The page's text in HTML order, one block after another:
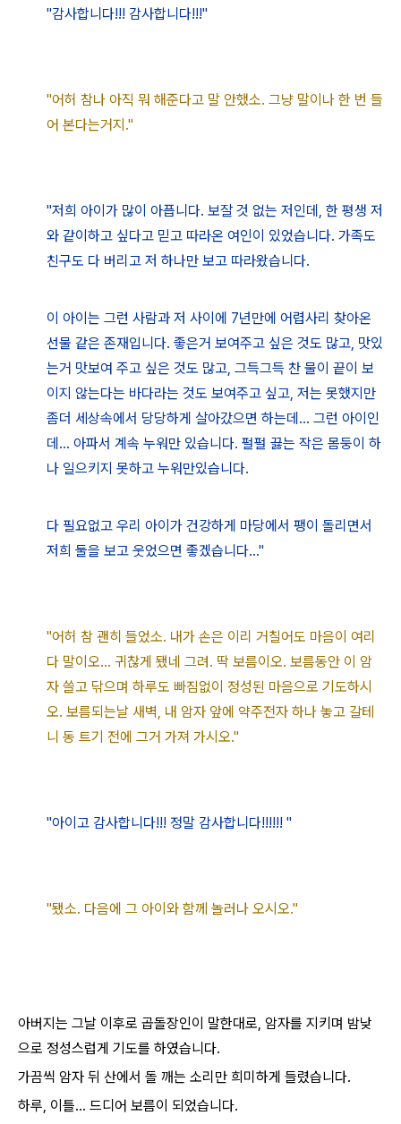
"감사합니다!!! 감사합니다!!!"
"어허 참나 아직 뭐 해준다고 말 안했소. 그냥 말이나 한 번 들
어 본다는거지."
"저희 아이가 많이 아픕니다. 보잘 것 없는 저인데, 한 평생 저
와 같이하고 싶다고 믿고 따라온 여인이 있었습니다. 가족도
친구도 다 버리고 저 하나만 보고 따라왔습니다.
이 아이는 그런 사람과 저 사이에 7년만에 어렵사리 찾아온
선물 같은 존재입니다. 좋은거 보여주고 싶은 것도 많고, 맛있
는거 맛보여 주고 싶은 것도 많고, 그득그득 찬 물이 끝이 보
이지 않는다는 바다라는 것도 보여주고 싶고, 저는 못했지만
좀더 세상속에서 당당하게 살아갔으면 하는데... 그런 아이인
데... 아파서 계속 누워만 있습니다. 펄펄 끓는 작은 몸둥이 하
나 일으키지 못하고 누워만있습니다.
다 필요없고 우리 아이가 건강하게 마당에서 팽이 돌리면서
저희 둘을 보고 웃었으면 좋겠습니다..."
"어허 참 괜히 들었소. 내가 손은 이리 거칠어도 마음이 여리
다 말이오... 귀찮게 됐네 그려. 딱 보름이오. 보름동안 이 암
자 쓸고 닦으며 하루도 빠짐없이 정성된 마음으로 기도하시
오. 보름되는날 새벽, 내 암자 앞에 약주전자 하나 놓고 갈테
니 동 트기 전에 그거 가져 가시오."
"아이고 감사합니다!!! 정말 감사합니다!!!!!! "
"됐소. 다음에 그 아이와 함께 놀러나 오시오."
아버지는 그날 이후로 곱돌장인이 말한대로, 암자를 지키며 밤낮
으로 정성스럽게 기도를 하였습니다.
가끔씩 암자 뒤 산에서 돌 깨는 소리만 희미하게 들렸습니다.
하루, 이틀... 드디어 보름이 되었습니다.